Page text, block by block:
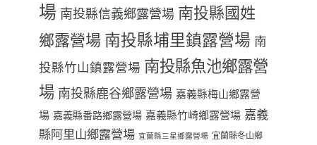
場 南投縣信義鄉露營場 南投縣國姓
鄉露營場 南投縣埔里鎮露營場 南
投縣竹山鎮露營場 南投縣魚池鄉露營
場 南投縣鹿谷鄉露營場 嘉義縣梅山鄉露營
場 嘉義縣番路鄉露營場 嘉義縣竹崎鄉露營場 嘉義
縣阿里山鄉露營場 宜蘭縣三星鄉露營場 宜蘭縣冬山鄉